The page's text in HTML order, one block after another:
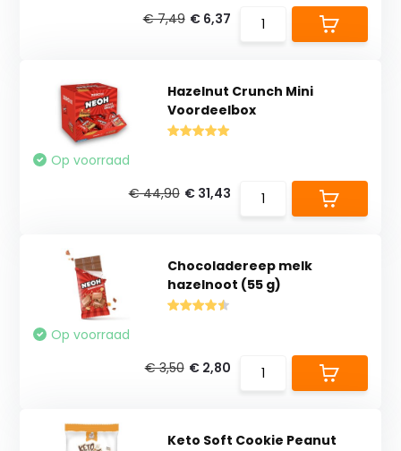
€ 7,49 € 6,37
Hazelnut Crunch Mini
Voordeelbox
Op voorraad
€ 44,90 € 31,43
Chocoladereep melk
hazelnoot (55 g)
Op voorraad
€ 3,50 € 2,80
Keto Soft Cookie Peanut